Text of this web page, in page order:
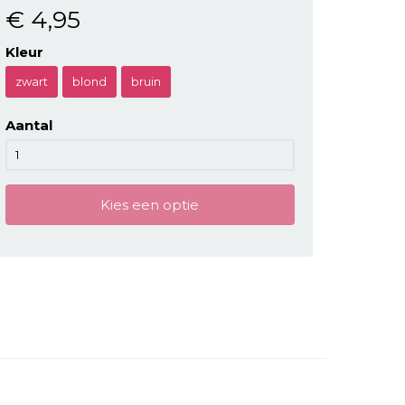
€ 4,95
Kleur
zwart blond bruin
Aantal
Kies een optie